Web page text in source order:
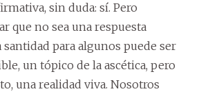
sin duda: sí. Pero
que no sea una respuesta
santidad para algunos puede ser
un tópico de la ascética, pero
una realidad viva. Nosotros